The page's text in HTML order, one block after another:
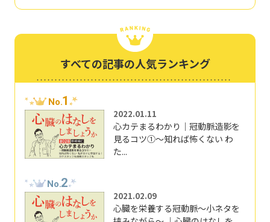
すべての記事の人気ランキング
No.1
2022.01.11
心カテまるわかり｜冠動脈造影を
見るコツ①～知れば怖くない わ
た...
No.2
2021.02.09
心臓を栄養する冠動脈～小ネタを